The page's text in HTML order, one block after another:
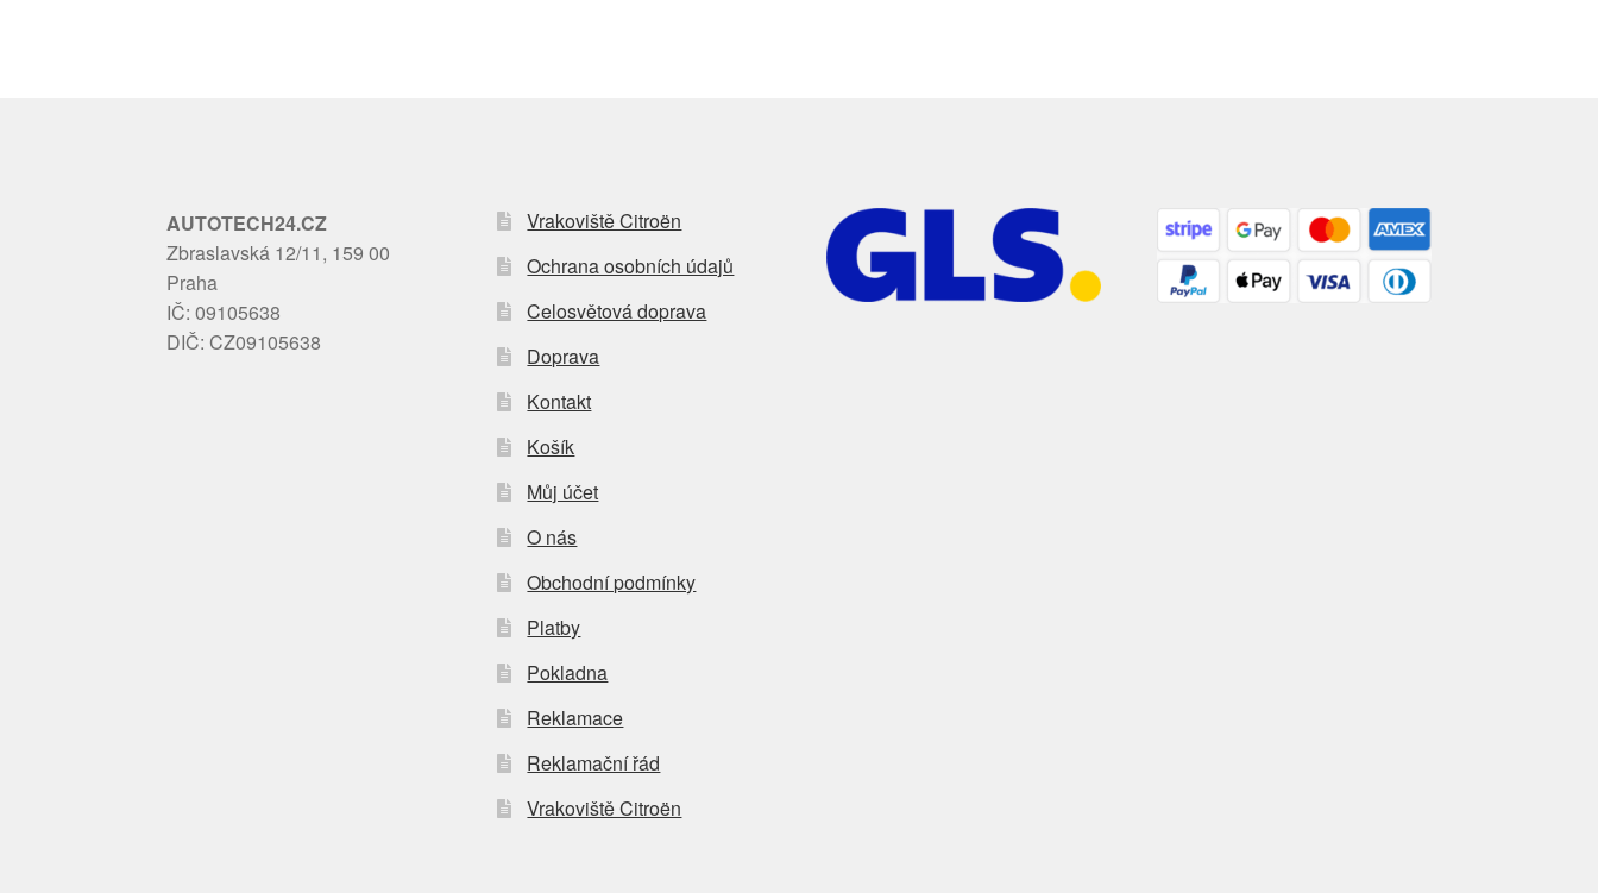
AUTOTECH24.CZ
Zbraslavská 12/11, 159 00
Praha
IČ: 09105638
DIČ: CZ09105638
Vrakoviště Citroën
Ochrana osobních údajů
Celosvětová doprava
Doprava
Kontakt
Košík
Můj účet
O nás
Obchodní podmínky
Platby
Pokladna
Reklamace
Reklamační řád
Vrakoviště Citroën